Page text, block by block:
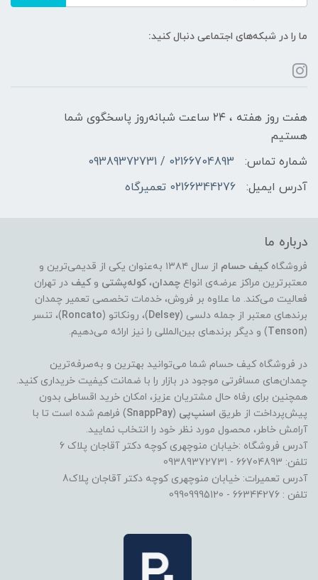
ما را در شبکه‌های اجتماعی دنبال کنید:
هفت روز هفته ، ۲۴ ساعت شبانه‌روز پاسخگوی شما
هستیم
شماره تماس:
02166704893 / 09389372731
آدرس ایمیل:
02166344276 تعمیرگاه
درباره ما
فروشگاه کیف حسام
از سال ۱۳۸۴ به‌عنوان یکی از قدیمی‌ترین و
معتبرترین مراکز عرضه‌ی انواع چمدان، کوله‌پشتی و کیف در تهران
فعالیت می‌کند. ما علاوه بر فروش، خدمات تخصصی تعمیر چمدان
برندهای معتبر از جمله دلسی (Delsey)، رونکاتو (Roncato)، تنسر
(
Tenson) و دیگر برندهای بین‌المللی را نیز ارائه می‌دهیم.
در فروشگاه کیف حسام شما می‌توانید بهترین و به‌صرفه‌ترین
چمدان‌های مسافرتی موجود در بازار را با ضمانت کیفیت خریداری کنید.
همچنین برای رفاه حال مشتریان عزیز، امکان خرید اقساطی بدون
پیش‌پرداخت از طریق اسنپ‌پی (
SnappPay) فراهم شده است تا با
آرامش خاطر، محصول مورد نظر خود را انتخاب نمایید.
آدرس فروشگاه :خیابان منوچهری کوچه دکتر آقاجان پلاک 6
تلفن: 66704893 - 09389372731
آدرس تعمیرات: خیابان منوچهری کوچه دکتر آقاجان پلاک8
تلفن : 66344276 - 09909995120